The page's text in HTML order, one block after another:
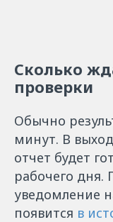
Сколько
проверки
Обычно
минут. В
отчет будет
рабочего дня.
уведомление
появится в